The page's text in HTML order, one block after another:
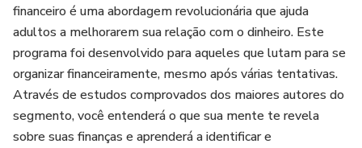
financeiro é uma abordagem revolucionária que ajuda
adultos a melhorarem sua relação com o dinheiro. Este
programa foi desenvolvido para aqueles que lutam para se
organizar financeiramente, mesmo após várias tentativas.
Através de estudos comprovados dos maiores autores do
segmento, você entenderá o que sua mente te revela
sobre suas finanças e aprenderá a identificar e